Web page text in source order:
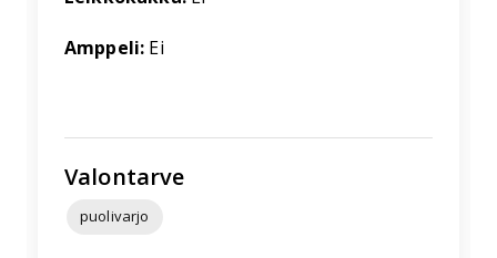
Amppeli: Ei
Valontarve
puolivarjo